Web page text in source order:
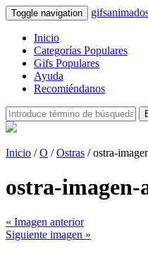
Toggle navigation
Inicio
Categorías Populares
Gifs Populares
Ayuda
Recomiéndanos
Inicio /O /Ostras / ostra-
ostra-imagen-
« Imagen anterior
Siguiente imagen »